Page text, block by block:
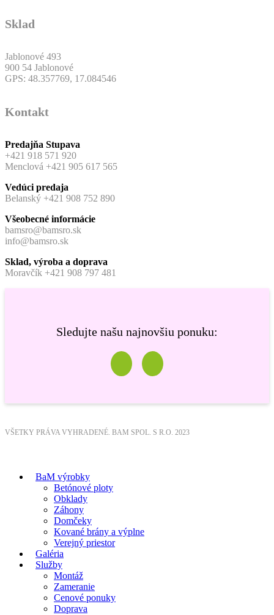
Sklad
Jablonové 493
900 54 Jablonové
GPS: 48.357769, 17.084546
Kontakt
Predajňa Stupava
+421 918 571 920
Menclová +421 905 617 565
Vedúci predaja
Belanský +421 908 752 890
Všeobecné informácie
bamsro@bamsro.sk
info@bamsro.sk
Sklad, výroba a doprava
Moravčík +421 908 797 481
Sledujte našu najnovšiu ponuku:
VŠETKY PRÁVA VYHRADENÉ. BAM SPOL. S R.O. 2023
BaM výrobky
Betónové ploty
Obklady
Záhony
Domčeky
Kované brány a výplne
Verejný priestor
Galéria
Služby
Montáž
Zameranie
Cenové ponuky
Doprava